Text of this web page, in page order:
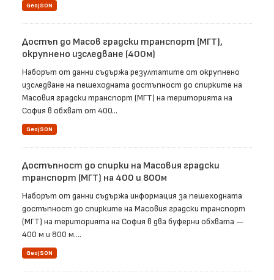
GeoJSON
Достъп до Масов градски транспорт (МГТ),
окрупнено изследване (400м)
Наборът от данни съдържа резултатите от окрупнено
изследване на пешеходната достъпност до спирките на
Масовия градски транспорт (МГТ) на територията на
София в обхват от 400...
GeoJSON
Достъпност до спирки на Масовия градски
транспорт (МГТ) на 400 и 800м
Наборът от данни съдържа информация за пешеходната
достъпност до спирките на Масовия градски транспорт
(МГТ) на територията на София в два буферни обхвата —
400 м и 800 м....
GeoJSON